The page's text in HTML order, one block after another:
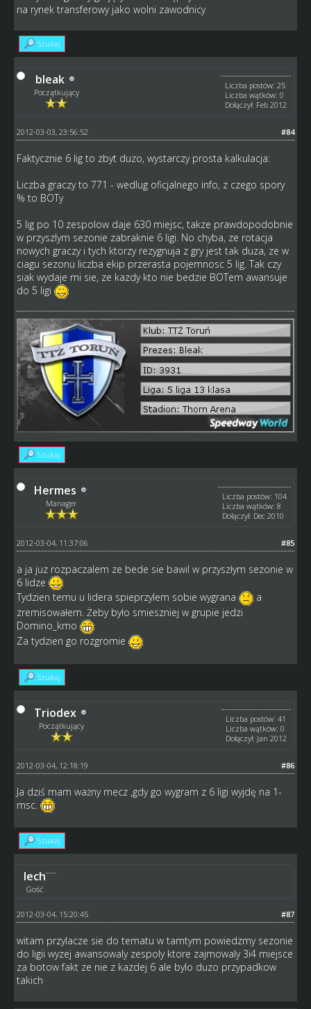
na rynek transferowy jako wolni zawodnicy
Szukaj
bleak
Początkujący
Liczba postów: 25
Liczba wątków: 0
Dołączył: Feb 2012
#84
2012-03-03, 23:56:52
Faktycznie 6 lig to zbyt duzo, wystarczy prosta kalkulacja:
Liczba graczy to 771 - wedlug oficjalnego info, z czego spory
% to BOTy
5 lig po 10 zespolow daje 630 miejsc, takze prawdopodobnie
w przyszlym sezonie zabraknie 6 ligi. No chyba, ze rotacja
nowych graczy i tych ktorzy rezygnuja z gry jest tak duza, ze w
ciagu sezonu liczba ekip przerasta pojemnosc 5 lig. Tak czy
siak wydaje mi sie, ze kazdy kto nie bedzie BOTem awansuje
do 5 ligi
Szukaj
Hermes
Manager
Liczba postów: 104
Liczba wątków: 8
Dołączył: Dec 2010
#85
2012-03-04, 11:37:06
a ja juz rozpaczalem ze bede sie bawil w przyszłym sezonie w
6 lidze
Tydzien temu u lidera spieprzylem sobie wygrana
a
zremisowałem. Żeby było smieszniej w grupie jedzi
Domino_kmo
Za tydzien go rozgromie
Szukaj
Triodex
Początkujący
Liczba postów: 41
Liczba wątków: 0
Dołączył: Jan 2012
#86
2012-03-04, 12:18:19
Ja dziś mam ważny mecz ,gdy go wygram z 6 ligi wyjdę na 1-
msc.
Szukaj
lech
Gość
#87
2012-03-04, 15:20:45
witam przylacze sie do tematu w tamtym powiedzmy sezonie
do ligii wyzej awansowaly zespoly ktore zajmowaly 3i4 miejsce
za botow fakt ze nie z kazdej 6 ale bylo duzo przypadkow
takich